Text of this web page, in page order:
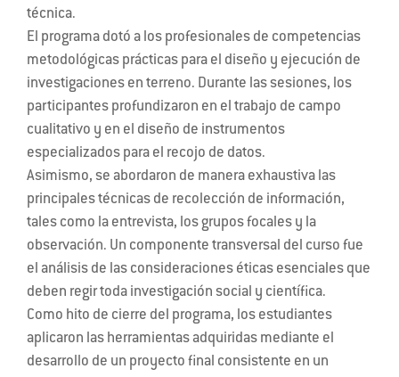
técnica.
El programa dotó a los profesionales de competencias
metodológicas prácticas para el diseño y ejecución de
investigaciones en terreno. Durante las sesiones, los
participantes profundizaron en el trabajo de campo
cualitativo y en el diseño de instrumentos
especializados para el recojo de datos.
Asimismo, se abordaron de manera exhaustiva las
principales técnicas de recolección de información,
tales como la entrevista, los grupos focales y la
observación. Un componente transversal del curso fue
el análisis de las consideraciones éticas esenciales que
deben regir toda investigación social y científica.
Como hito de cierre del programa, los estudiantes
aplicaron las herramientas adquiridas mediante el
desarrollo de un proyecto final consistente en un